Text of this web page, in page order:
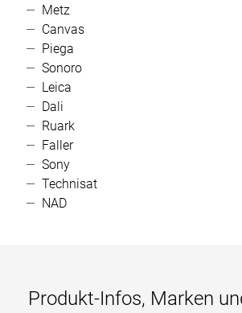
Metz
Canvas
Piega
Sonoro
Leica
Dali
Ruark
Faller
Sony
Technisat
NAD
Produkt-Infos, Marken